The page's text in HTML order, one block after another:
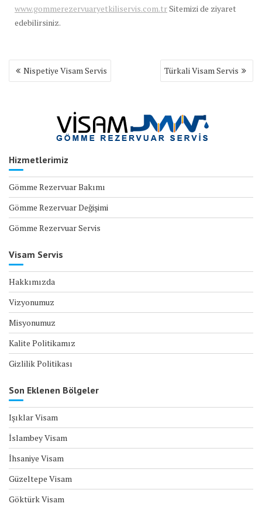
www.gommerezervuaryetkiliservis.com.trSitemizi de ziyaret
edebilirsiniz.
Yazı
gezinmesi
Nispetiye Visam Servis Türkali Visam Servis
Hizmetlerimiz
Gömme Rezervuar Bakımı
Gömme Rezervuar Değişimi
Gömme Rezervuar Servis
Visam Servis
Hakkımızda
Vizyonumuz
Misyonumuz
Kalite Politikamız
Gizlilik Politikası
Son Eklenen Bölgeler
Işıklar Visam
İslambey Visam
İhsaniye Visam
Güzeltepe Visam
Göktürk Visam